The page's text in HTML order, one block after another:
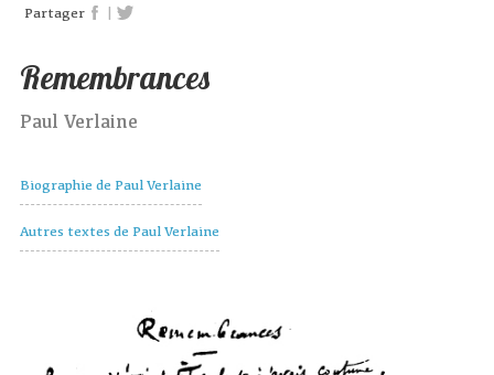
Partager |
Remembrances
Paul Verlaine
Biographie de Paul Verlaine
Autres textes de Paul Verlaine